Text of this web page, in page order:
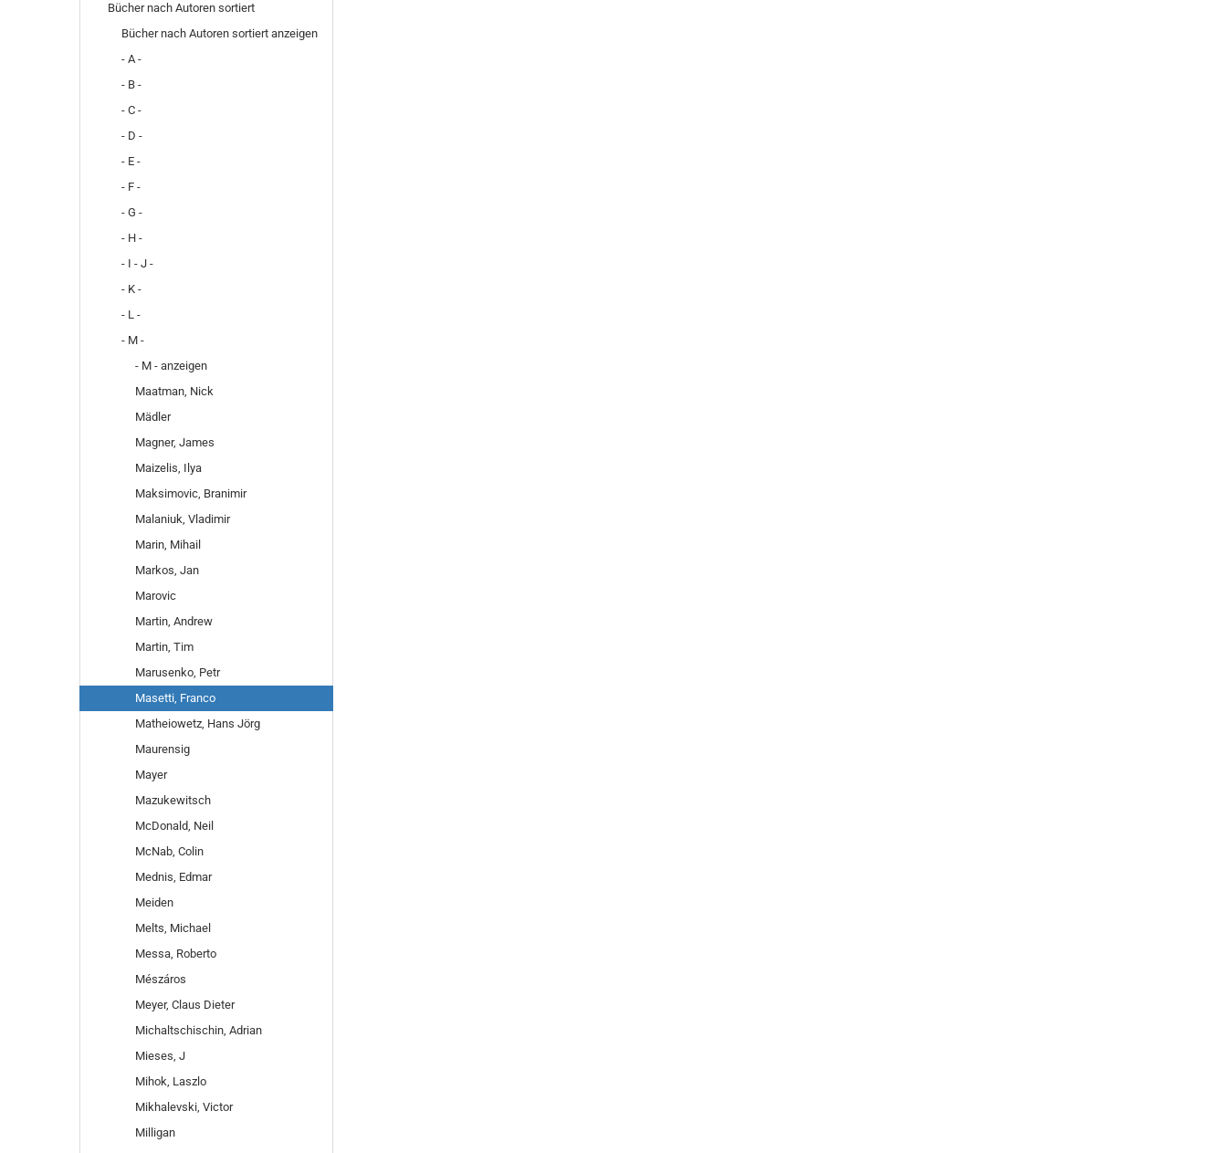
Bücher nach Autoren sortiert
Bücher nach Autoren sortiert anzeigen
- A -
- B -
- C -
- D -
- E -
- F -
- G -
- H -
- I - J -
- K -
- L -
- M -
- M - anzeigen
Maatman, Nick
Mädler
Magner, James
Maizelis, Ilya
Maksimovic, Branimir
Malaniuk, Vladimir
Marin, Mihail
Markos, Jan
Marovic
Martin, Andrew
Martin, Tim
Marusenko, Petr
Masetti, Franco
Matheiowetz, Hans Jörg
Maurensig
Mayer
Mazukewitsch
McDonald, Neil
McNab, Colin
Mednis, Edmar
Meiden
Melts, Michael
Messa, Roberto
Mészáros
Meyer, Claus Dieter
Michaltschischin, Adrian
Mieses, J
Mihok, Laszlo
Mikhalevski, Victor
Milligan